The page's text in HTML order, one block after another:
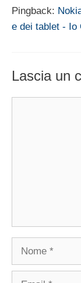
Pingback:
e dei tablet - Io
Lascia un